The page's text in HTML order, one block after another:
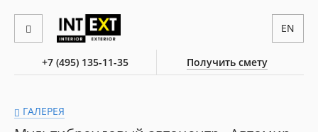
+7 (495) 135-11-35 Получить смету
EN
ГАЛЕРЕЯ